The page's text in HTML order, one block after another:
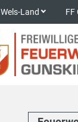
Wels-Land FF